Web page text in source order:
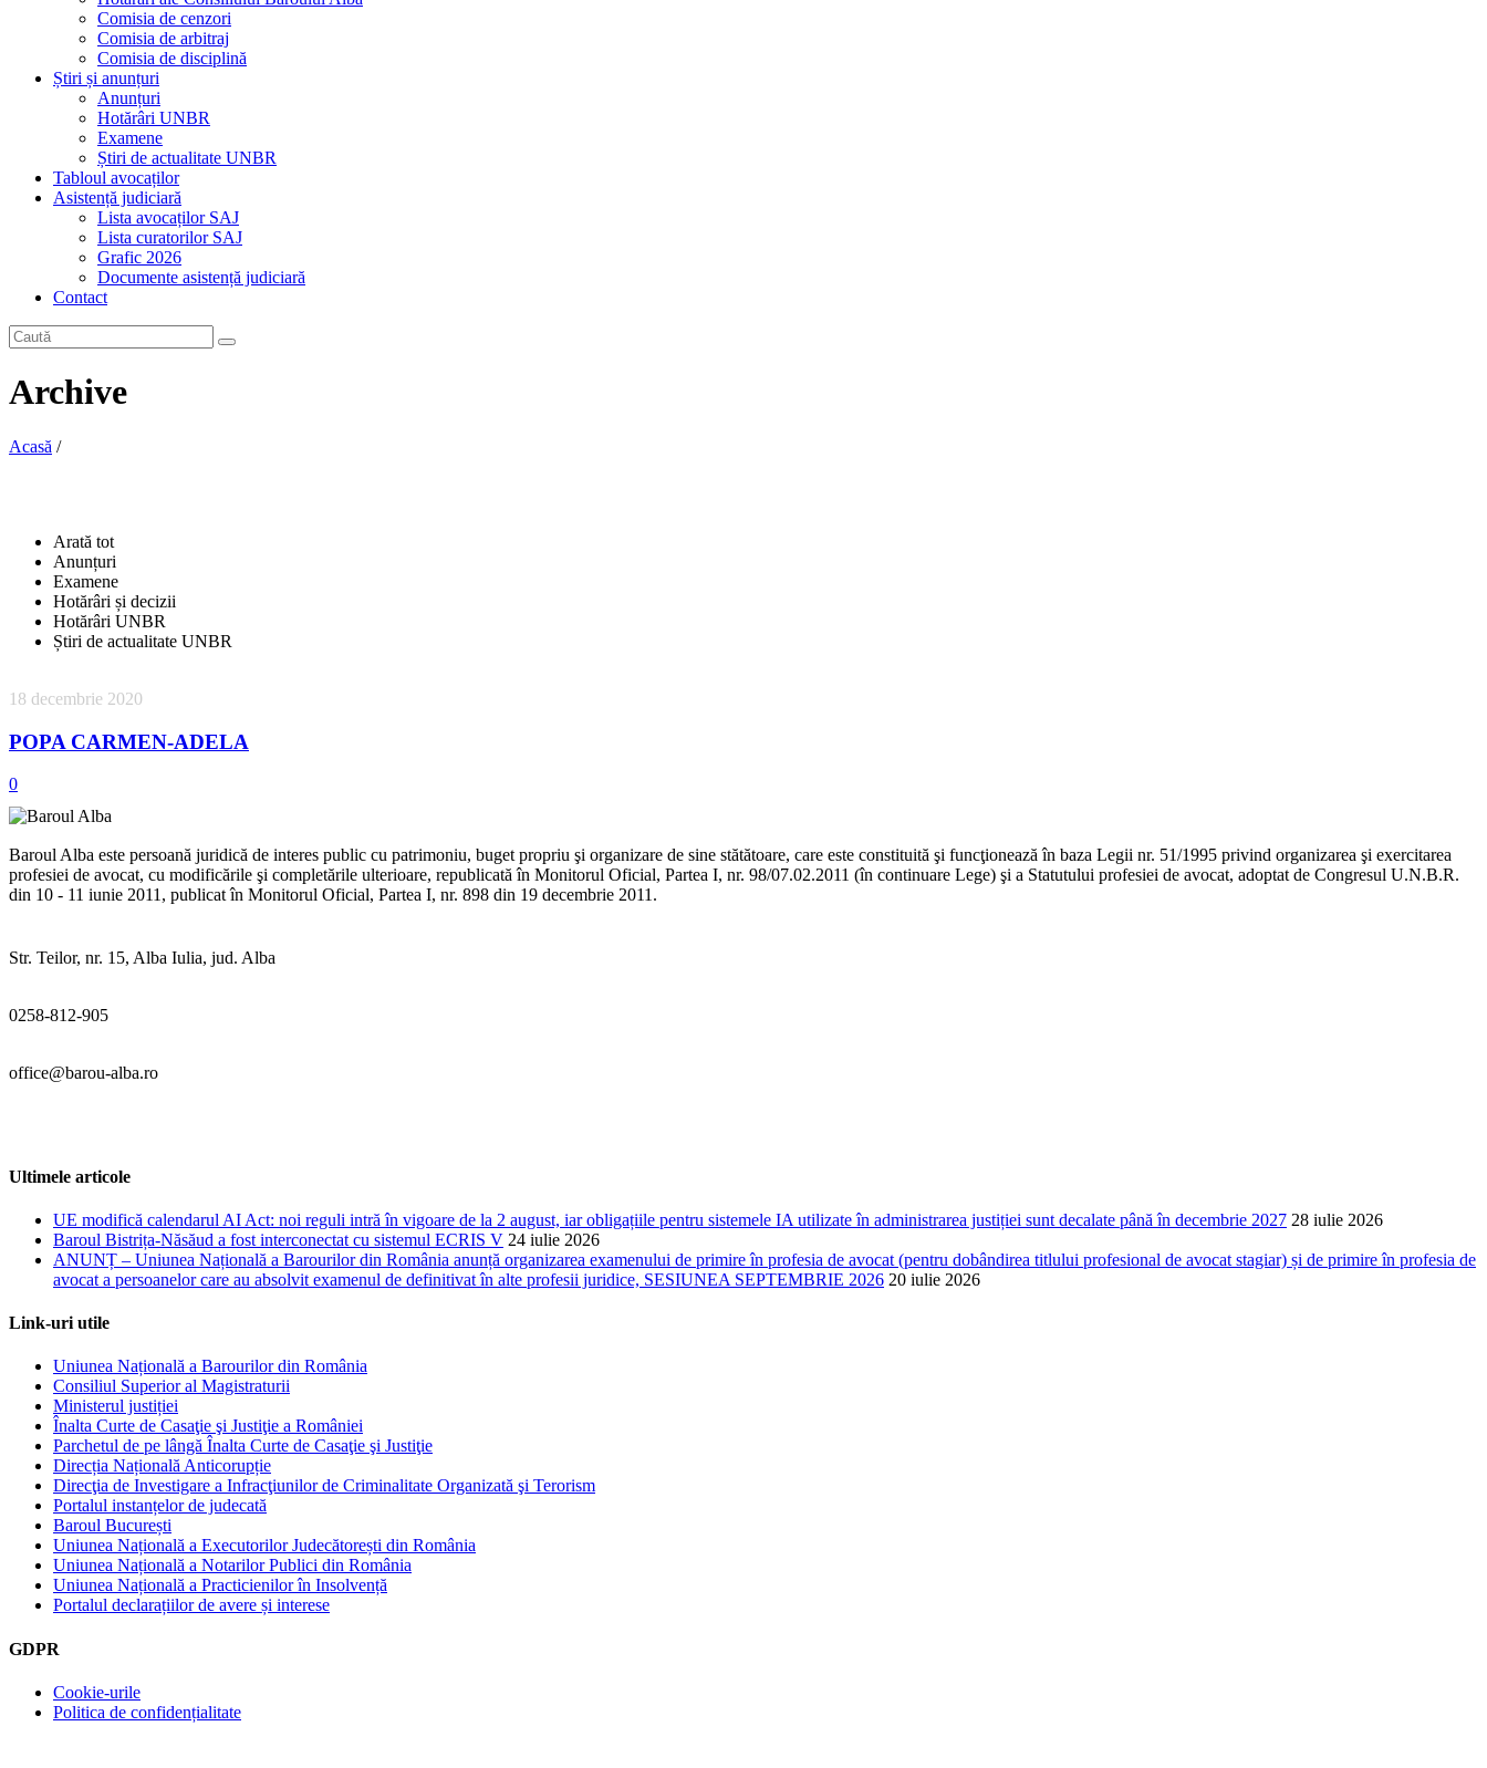
Comisia de cenzori
Comisia de arbitraj
Comisia de disciplină
Știri și anunțuri
Anunțuri
Hotărâri UNBR
Examene
Știri de actualitate UNBR
Tabloul avocaților
Asistență judiciară
Lista avocaților SAJ
Lista curatorilor SAJ
Grafic 2026
Documente asistență judiciară
Contact
Archive
Acasă /
Arată tot
Anunțuri
Examene
Hotărâri și decizii
Hotărâri UNBR
Știri de actualitate UNBR
18 decembrie 2020
POPA CARMEN-ADELA
0
Baroul Alba este persoană juridică de interes public cu patrimoniu, buget propriu şi organizare de sine stătătoare, care este constituită şi funcţionează în baza Legii nr. 51/1995 privind organizarea şi exercitarea
profesiei de avocat, cu modificările şi completările ulterioare, republicată în Monitorul Oficial, Partea I, nr. 98/07.02.2011 (în continuare Lege) şi a Statutului profesiei de avocat, adoptat de Congresul U.N.B.R.
din 10 - 11 iunie 2011, publicat în Monitorul Oficial, Partea I, nr. 898 din 19 decembrie 2011.
Str. Teilor, nr. 15, Alba Iulia, jud. Alba
0258-812-905
office@barou-alba.ro
Ultimele articole
UE modifică calendarul AI Act: noi reguli intră în vigoare de la 2 august, iar obligațiile pentru sistemele IA utilizate în administrarea justiției sunt decalate până în decembrie 2027 28 iulie 2026
Baroul Bistrița-Năsăud a fost interconectat cu sistemul ECRIS V 24 iulie 2026
ANUNȚ – Uniunea Națională a Barourilor din România anunță organizarea examenului de primire în profesia de avocat (pentru dobândirea titlului profesional de avocat stagiar) și de primire în profesia de
avocat a persoanelor care au absolvit examenul de definitivat în alte profesii juridice, SESIUNEA SEPTEMBRIE 2026 20 iulie 2026
Link-uri utile
Uniunea Națională a Barourilor din România
Consiliul Superior al Magistraturii
Ministerul justiției
Înalta Curte de Casaţie şi Justiţie a României
Parchetul de pe lângă Înalta Curte de Casaţie şi Justiţie
Direcția Națională Anticorupție
Direcţia de Investigare a Infracţiunilor de Criminalitate Organizată şi Terorism
Portalul instanțelor de judecată
Baroul București
Uniunea Națională a Executorilor Judecătorești din România
Uniunea Națională a Notarilor Publici din România
Uniunea Națională a Practicienilor în Insolvență
Portalul declarațiilor de avere și interese
GDPR
Cookie-urile
Politica de confidențialitate